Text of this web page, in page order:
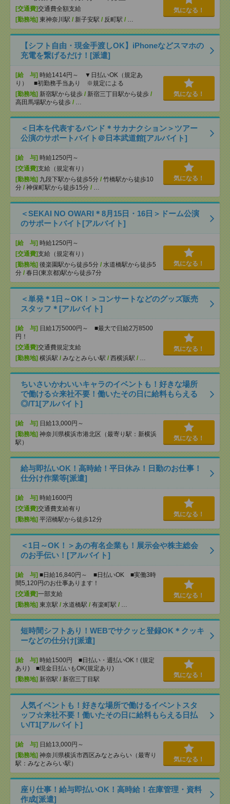
[交通費]交通費全額支給
[勤務地] 東神奈川駅 / 新子安駅 / 反町駅 / …
気になる！
【シフト自由・現金手渡しOK】iPhoneなどスマホの
充電を繋げるだけ！[派遣]
[給 与] 時給1414円～ ▼日払いOK（規定あ
り） ■初勤務手当あり ※規定による
[勤務地] 新宿駅から徒歩 / 新宿三丁目駅から徒歩 /
高田馬場駅から徒歩 / …
気になる！
＜日本を代表するバンド＊サカナクション＞ツアー
公演のサポートバイト＠日本武道館[アルバイト]
[給 与] 時給1250円～
[交通費]支給（規定有り）
[勤務地] 九段下駅から徒歩5分 / 竹橋駅から徒歩10
分 / 神保町駅から徒歩15分 / …
気になる！
＜SEKAI NO OWARI＊8月15日・16日＞ドーム公演
のサポートバイト[アルバイト]
[給 与] 時給1250円～
[交通費]支給（規定有り）
[勤務地] 後楽園駅から徒歩5分 / 水道橋駅から徒歩5
分 / 春日(東京都)駅から徒歩7分
気になる！
＜単発＊1日～OK！＞コンサートなどのグッズ販売
スタッフ＊[アルバイト]
[給 与] 日給1万5000円～ ■最大で日給2万8500
円！
[交通費]交通費規定支給
[勤務地] 横浜駅 / みなとみらい駅 / 西横浜駅 / …
気になる！
ちいさいかわいいキャラのイベントも！好きな場所
で働ける☆来社不要！働いたその日に給料もらえる
◎/T1[アルバイト]
[給 与] 日給13,000円～
[勤務地] 神奈川県横浜市港北区（最寄り駅：新横浜
駅）
気になる！
給与即払いOK！高時給！平日休み！日勤のお仕事！
仕分け作業等[派遣]
[給 与] 時給1600円
[交通費]交通費支給有り
[勤務地] 平沼橋駅から徒歩12分
気になる！
＜1日～OK！＞あの有名企業も！展示会や株主総会
のお手伝い！[アルバイト]
[給 与] ■日給16,840円～ ■日払いOK ■実働3時
間5,120円のお仕事あります！
[交通費]一部支給
[勤務地] 東京駅 / 水道橋駅 / 有楽町駅 / …
気になる！
短時間シフトあり！WEBでサクッと登録OK＊クッキ
ーなどの仕分け[派遣]
[給 与] 時給1500円 ■日払い・週払いOK！(規定
あり) ■現金日払いもOK(規定あり)
[勤務地] 新宿駅 / 新宿三丁目駅
気になる！
人気イベントも！好きな場所で働けるイベントスタ
ッフ☆来社不要！働いたその日に給料もらえる日払
い/T1[アルバイト]
[給 与] 日給13,000円～
[勤務地] 神奈川県横浜市西区みなとみらい（最寄り
駅：みなとみらい駅）
気になる！
座り仕事！給与即払いOK！高時給！在庫管理・資料
作成[派遣]